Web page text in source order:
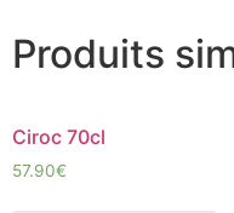
Produits
Ciroc 70cl
57.90€